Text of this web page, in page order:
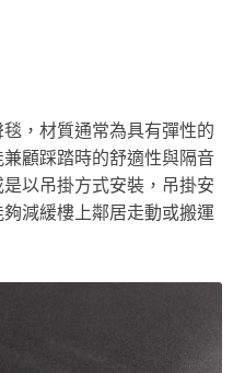
，材質通常為具有彈性的
顧踩踏時的舒適性與隔音
以吊掛方式安裝，吊掛安
減緩樓上鄰居走動或搬運